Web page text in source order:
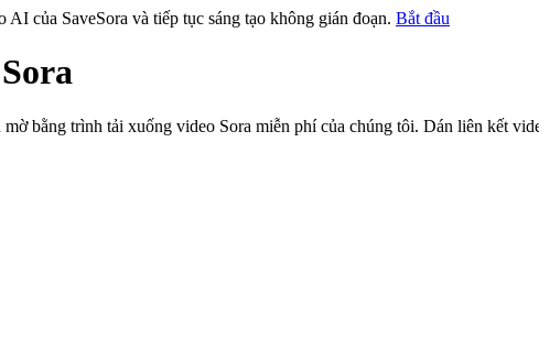
của SaveSora và tiếp tục sáng tạo không gián đoạn. Bắt đầu
bằng trình tải xuống video Sora miễn phí của chúng tôi. Dán liên kết